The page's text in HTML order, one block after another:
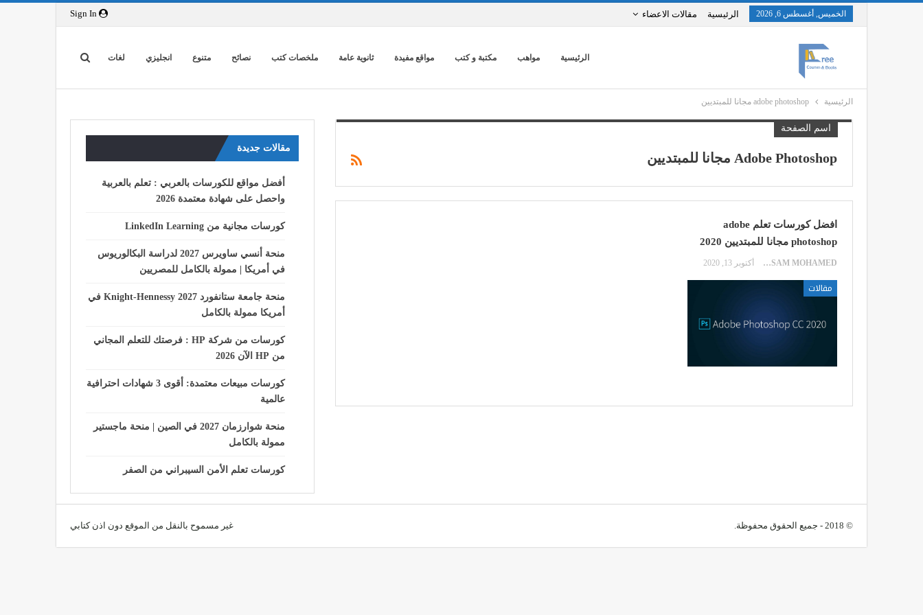
الخميس, أغسطس 6, 2026 الرئيسية مقالات الاعضاء
الرئيسية مواهب مكتبة و كتب مواقع مفيدة ثانوية عامة ملخصات كتب نصائح متنوع انجليزي لغات
الرئيسية adobe photoshop مجانا للمبتديين
اسم الصفحة
Adobe Photoshop مجانا للمبتديين
افضل كورسات تعلم adobe
photoshop مجانا للمبتديين 2020
HOSSAM MOHAMED أكتوبر 13, 2020
مقالات
مقالات جديدة
أفضل مواقع للكورسات بالعربي : تعلم بالعربية
واحصل على شهادة معتمدة 2026
كورسات مجانية من LinkedIn Learning
منحة أنسي ساويرس 2027 لدراسة البكالوريوس
في أمريكا | ممولة بالكامل للمصريين
منحة جامعة ستانفورد Knight-Hennessy 2027 في
أمريكا ممولة بالكامل
كورسات من شركة HP : فرصتك للتعلم المجاني
من HP الآن 2026
كورسات مبيعات معتمدة: أقوى 3 شهادات احترافية
عالمية
منحة شوارزمان 2027 في الصين | منحة ماجستير
ممولة بالكامل
كورسات تعلم الأمن السيبراني من الصفر
© 2018 - جميع الحقوق محفوظة. غير مسموح بالنقل من الموقع دون اذن كتابي